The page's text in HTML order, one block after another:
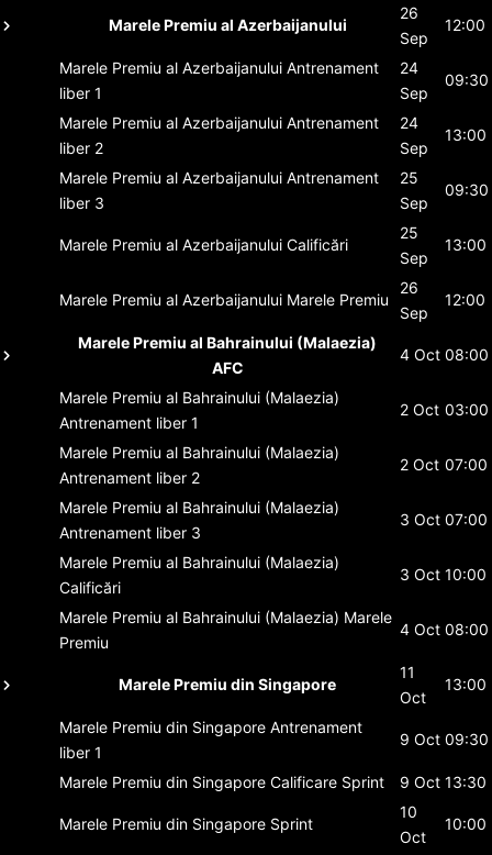
Marele Premiu al Azerbaijanului
26
Sep
12:00
Marele Premiu al Azerbaijanului Antrenament
liber 1
24
Sep
09:30
Marele Premiu al Azerbaijanului Antrenament
liber 2
24
Sep
13:00
Marele Premiu al Azerbaijanului Antrenament
liber 3
25
Sep
09:30
Marele Premiu al Azerbaijanului Calificări
25
Sep
13:00
Marele Premiu al Azerbaijanului Marele Premiu
26
Sep
12:00
Marele Premiu al Bahrainului (Malaezia)
AFC
4 Oct 08:00
Marele Premiu al Bahrainului (Malaezia)
Antrenament liber 1
2 Oct 03:00
Marele Premiu al Bahrainului (Malaezia)
Antrenament liber 2
2 Oct 07:00
Marele Premiu al Bahrainului (Malaezia)
Antrenament liber 3
3 Oct 07:00
Marele Premiu al Bahrainului (Malaezia)
Calificări
3 Oct 10:00
Marele Premiu al Bahrainului (Malaezia) Marele
Premiu
4 Oct 08:00
Marele Premiu din Singapore
11
Oct
13:00
Marele Premiu din Singapore Antrenament
liber 1
9 Oct 09:30
Marele Premiu din Singapore Calificare Sprint 9 Oct 13:30
Marele Premiu din Singapore Sprint
10
Oct
10:00